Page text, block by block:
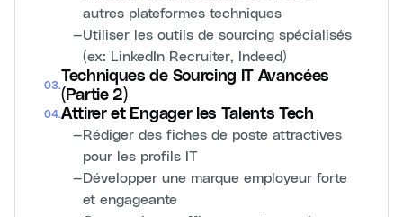
autres plateformes techniques
—Utiliser les outils de sourcing spécialisés
(ex: LinkedIn Recruiter, Indeed)
03.
Techniques de Sourcing IT Avancées
(Partie 2)
04.Attirer et Engager les Talents Tech
—Rédiger des fiches de poste attractives
pour les profils IT
—Développer une marque employeur forte
et engageante